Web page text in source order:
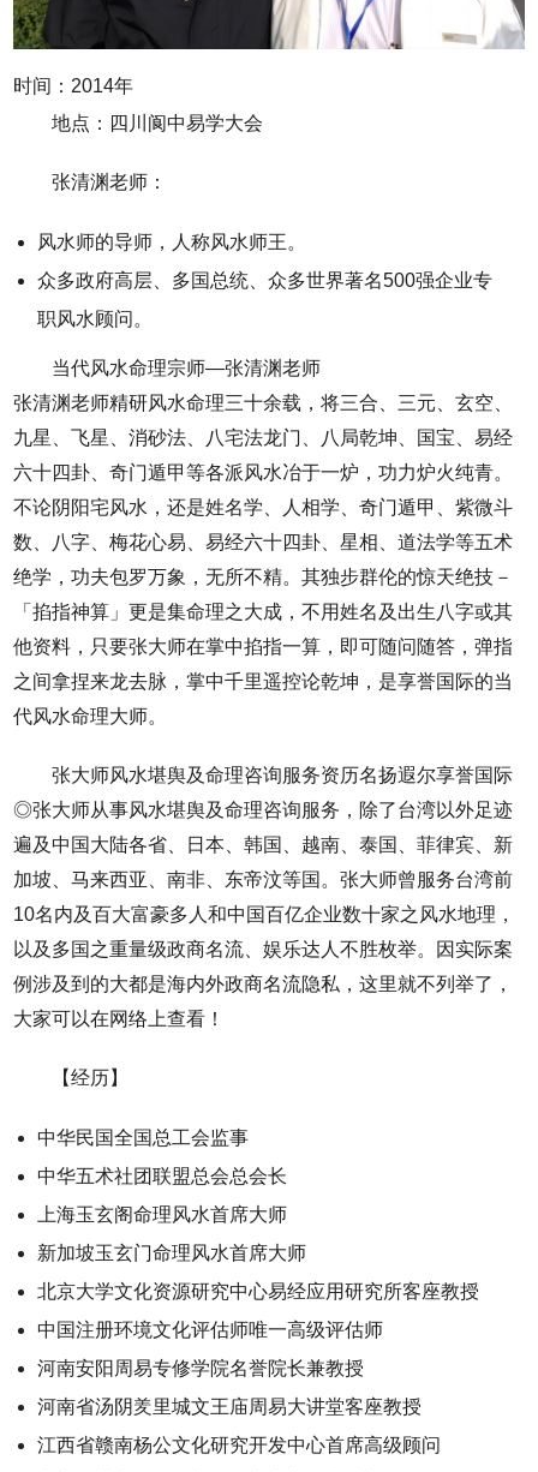
时间：2014年
地点：四川阆中易学大会
张清渊老师：
风水师的导师，人称风水师王。
众多政府高层、多国总统、众多世界著名500强企业专
职风水顾问。
当代风水命理宗师—张清渊老师
张清渊老师精研风水命理三十余载，将三合、三元、玄空、
九星、飞星、消砂法、八宅法龙门、八局乾坤、国宝、易经
六十四卦、奇门遁甲等各派风水冶于一炉，功力炉火纯青。
不论阴阳宅风水，还是姓名学、人相学、奇门遁甲、紫微斗
数、八字、梅花心易、易经六十四卦、星相、道法学等五术
绝学，功夫包罗万象，无所不精。其独步群伦的惊天绝技－
「掐指神算」更是集命理之大成，不用姓名及出生八字或其
他资料，只要张大师在掌中掐指一算，即可随问随答，弹指
之间拿捏来龙去脉，掌中千里遥控论乾坤，是享誉国际的当
代风水命理大师。
张大师风水堪舆及命理咨询服务资历名扬遐尔享誉国际
◎张大师从事风水堪舆及命理咨询服务，除了台湾以外足迹
遍及中国大陆各省、日本、韩国、越南、泰国、菲律宾、新
加坡、马来西亚、南非、东帝汶等国。张大师曾服务台湾前
10名内及百大富豪多人和中国百亿企业数十家之风水地理，
以及多国之重量级政商名流、娱乐达人不胜枚举。因实际案
例涉及到的大都是海内外政商名流隐私，这里就不列举了，
大家可以在网络上查看！
【经历】
中华民国全国总工会监事
中华五术社团联盟总会总会长
上海玉玄阁命理风水首席大师
新加坡玉玄门命理风水首席大师
北京大学文化资源研究中心易经应用研究所客座教授
中国注册环境文化评估师唯一高级评估师
河南安阳周易专修学院名誉院长兼教授
河南省汤阴羑里城文王庙周易大讲堂客座教授
江西省赣南杨公文化研究开发中心首席高级顾问